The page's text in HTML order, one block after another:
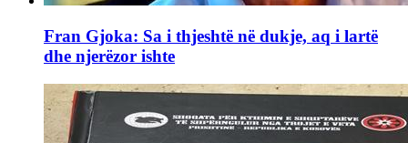
Fran Gjoka: Sa i thjeshtë në dukje, aq i lartë
dhe njerëzor ishte